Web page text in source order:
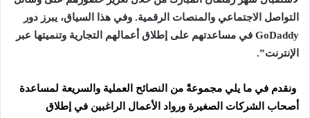
التواصل الاجتماعي والمنصات الرقمية. وفي هذا السياق، يبرز دور
GoDaddy في مساعدتهم على إطلاق أعمالهم التجارية وتنميتها عبر
الإنترنت”.
ونقدم في ما يلي مجموعةً من النصائح العملية والسريعة لمساعدة
أصحاب الشركات الصغيرة ورواد الأعمال الراغبين في إطلاق